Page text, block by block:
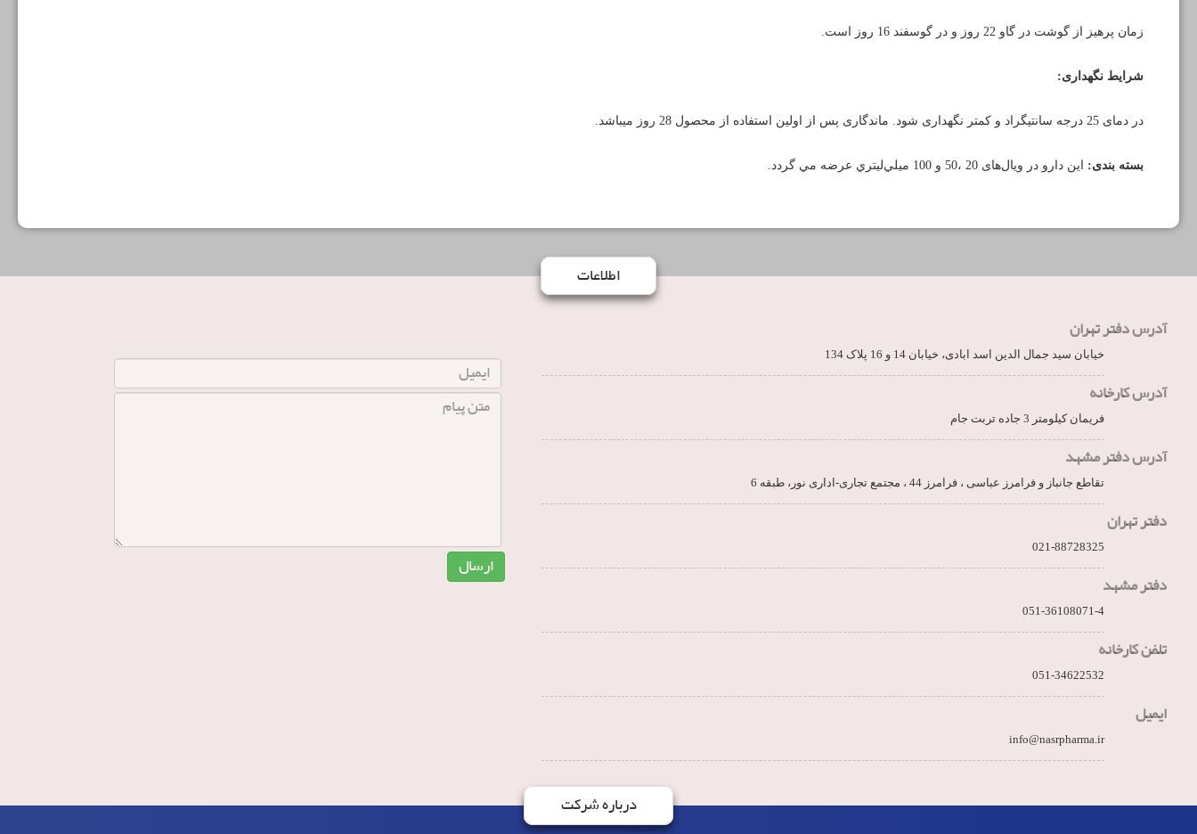
زمان پرهیز از گوشت در گاو 22 روز و در گوسفند 16 روز است.
شرایط نگهداری:
در دمای 25 درجه سانتیگراد و کمتر نگهداری شود. ماندگاری پس از اولین استفاده از محصول 28 روز می­باشد.
بسته بندی: اين دارو در ويال‌های 20 ،50 و 100 ميلي‌ليتري عرضه مي گردد.
اطلاعات
آدرس دفتر تهران
خیابان سید جمال الدین اسد ابادی، خیابان 14 و 16 پلاک 134
آدرس کارخانه
فریمان کیلومتر 3 جاده تربت جام
آدرس دفتر مشهد
تقاطع جانباز و فرامرز عباسی ، فرامرز 44 ، مجتمع تجاری-اداری نور، طبقه 6
دفتر تهران
021-88728325
دفتر مشهد
051-36108071-4
تلفن کارخانه
051-34622532
ایمیل
info@nasrpharma.ir
ارسال
درباره شرکت